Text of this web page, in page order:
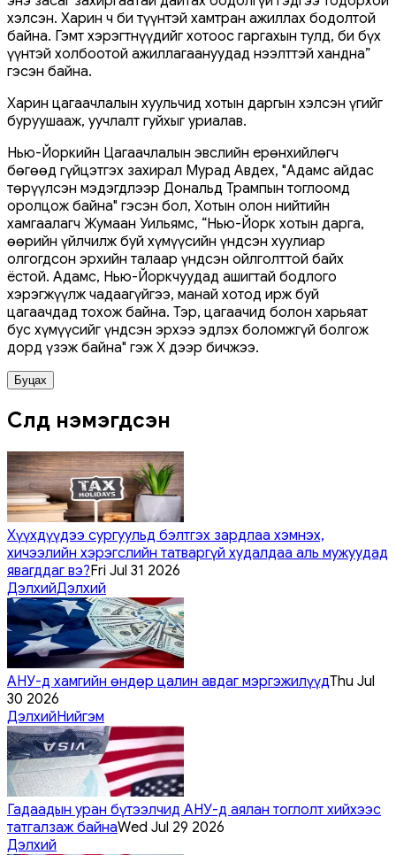
хэлсэн. Харин ч би түүнтэй хамтран ажиллах бодолтой
байна. Гэмт хэрэгтнүүдийг хотоос гаргахын тулд, би бүх
үүнтэй холбоотой ажиллагаануудад нээлттэй хандна”
гэсэн байна.
Харин цагаачлалын хуульчид хотын даргын хэлсэн үгийг
буруушааж, уучлалт гуйхыг уриалав.
Нью-Йоркийн Цагаачлалын эвслийн ерөнхийлөгч
бөгөөд гүйцэтгэх захирал Мурад Авдех, "Адамс айдас
төрүүлсэн мэдэгдлээр Дональд Трампын тоглоомд
оролцож байна" гэсэн бол, Хотын олон нийтийн
хамгаалагч Жумаан Уильямс, “Нью-Йорк хотын дарга,
өөрийн үйлчилж буй хүмүүсийн үндсэн хуулиар
олгогдсон эрхийн талаар үндсэн ойлголттой байх
ёстой. Адамс, Нью-Йоркчуудад ашигтай бодлого
хэрэгжүүлж чадаагүйгээ, манай хотод ирж буй
цагаачдад тохож байна. Тэр, цагаачид болон харьяат
бус хүмүүсийг үндсэн эрхээ эдлэх боломжгүй болгож
дорд үзэж байна" гэж X дээр бичжээ.
Буцах
Сүүлд нэмэгдсэн
Хүүхдүүдээ сургуульд бэлтгэх зардлаа хэмнэх,
хичээлийн хэрэгслийн татваргүй худалдаа аль мужуудад
явагддаг вэ?Fri Jul 31 2026
ДэлхийДэлхий
АНУ-д хамгийн өндөр цалин авдаг мэргэжилүүдThu Jul
30 2026
ДэлхийНийгэм
Гадаадын уран бүтээлчид АНУ-д аялан тоглолт хийхээс
татгалзаж байнаWed Jul 29 2026
Дэлхий